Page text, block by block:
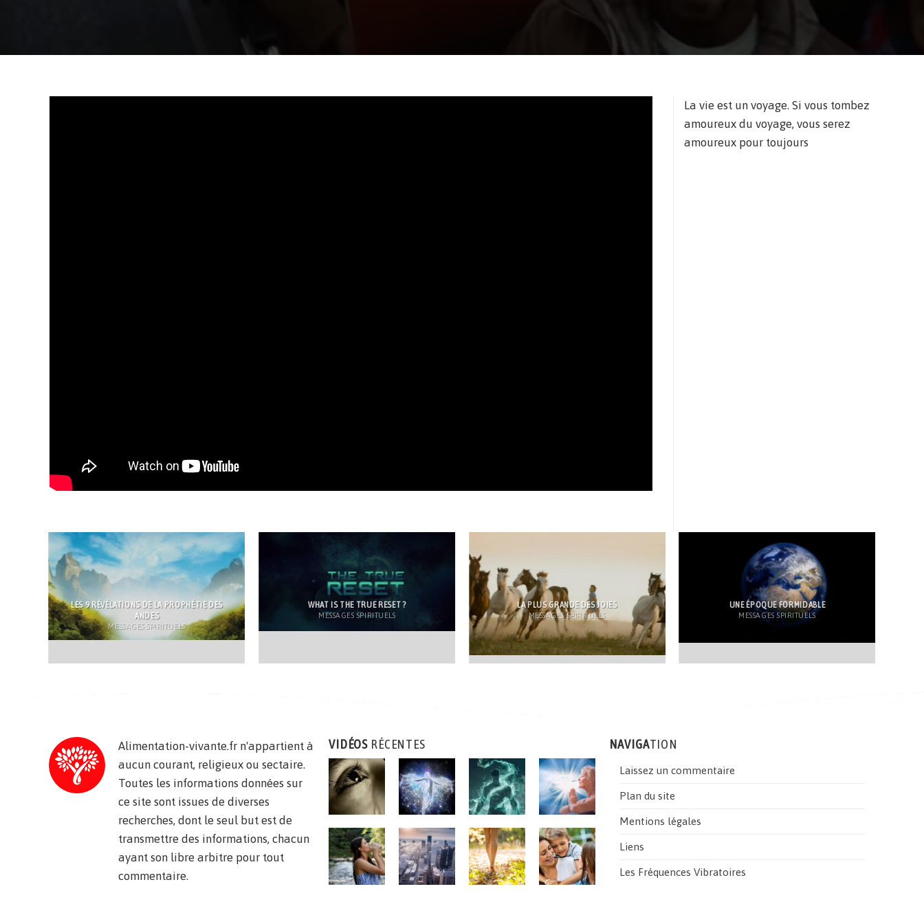
La vie est un voyage. Si vous tombez
amoureux du voyage, vous serez
amoureux pour toujours
LES 9 RÉVÉLATIONS DE LA PROPHÉTIE DES
ANDES
MESSAGES SPIRITUELS
WHAT IS THE TRUE RESET ?
MESSAGES SPIRITUELS
LA PLUS GRANDE DES JOIES
MESSAGES SPIRITUELS
UNE ÉPOQUE FORMIDABLE
MESSAGES SPIRITUELS
Alimentation-vivante.fr n'appartient à
aucun courant, religieux ou sectaire.
Toutes les informations données sur
ce site sont issues de diverses
recherches, dont le seul but est de
transmettre des informations, chacun
ayant son libre arbitre pour tout
commentaire.
VIDÉOS RÉCENTES NAVIGATION
Laissez un commentaire
Plan du site
Mentions légales
Liens
Les Fréquences Vibratoires